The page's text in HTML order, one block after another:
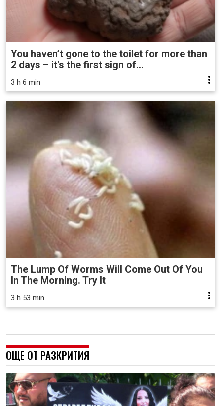
You haven’t gone to the toilet for more than
2 days – it's the first sign of...
3 h 6 min
The Lump Of Worms Will Come Out Of You
In The Morning. Try It
3 h 53 min
ОЩЕ ОТ РАЗКРИТИЯ